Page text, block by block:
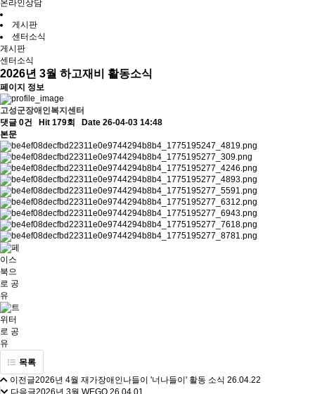
온라인상담
게시판
센터소식
게시판
센터소식
2026년 3월 하고재비 활동소식
페이지 정보
고성군장애인복지센터
댓글 0건
Hit 179회
Date 26-04-03 14:48
본문
목록
이전글2026년 4월 재가장애인나들이 '너나들이' 활동 소식 26.04.22
다음글2026년 3월 WEGO 26.04.01